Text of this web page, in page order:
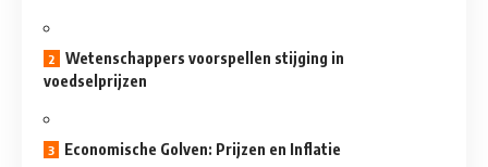
Wetenschappers voorspellen stijging in
voedselprijzen
Economische Golven: Prijzen en Inflatie